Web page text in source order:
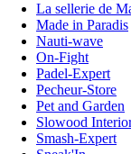
La sellerie de
Made in Paradis
Nauti-wave
On-Fight
Padel-Expert
Pecheur-Store
Pet and Garden
Slowood
Smash-Expert